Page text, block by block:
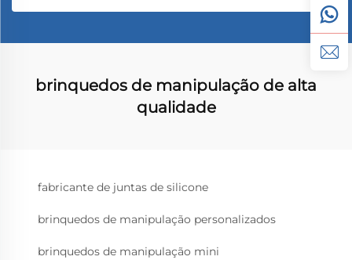
brinquedos de manipulação de alta
qualidade
fabricante de juntas de silicone
brinquedos de manipulação personalizados
brinquedos de manipulação mini